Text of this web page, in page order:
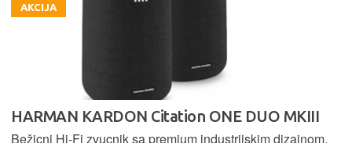
AKCIJA
HARMAN KARDON Citation ONE DUO MKIII
Bežicni Hi-Fi zvucnik sa premium industrijskim dizajnom,